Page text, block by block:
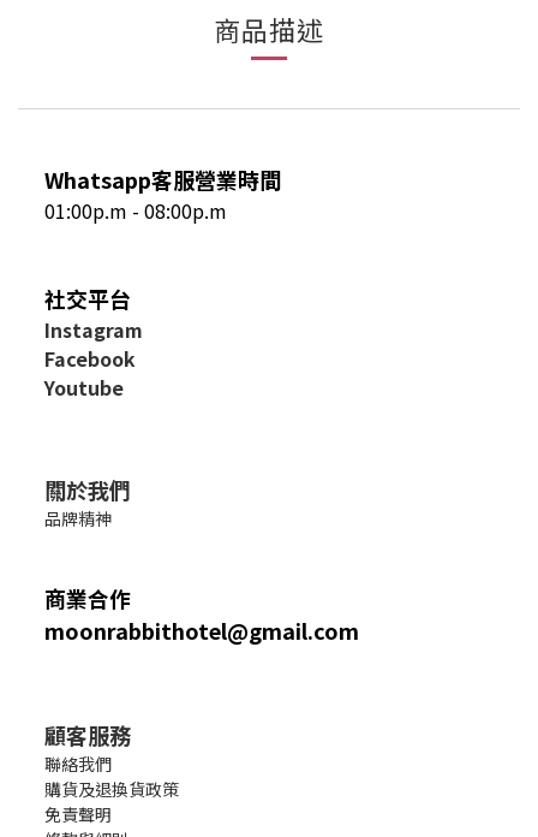
商品描述
Whatsapp客服營業時間
01:00p.m - 08:00p.m
社交平台
Instagram
Facebook
Youtube
關於我們
品牌精神
商業合作
moonrabbithotel@gmail.com
顧客服務
聯絡我們
購貨及退換貨政策
免責聲明